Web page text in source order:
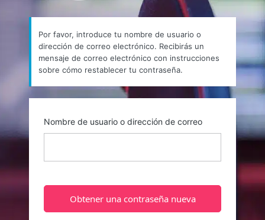
Por favor, introduce tu nombre de usuario o
dirección de correo electrónico. Recibirás un
mensaje de correo electrónico con instrucciones
sobre cómo restablecer tu contraseña.
Nombre de usuario o dirección de correo